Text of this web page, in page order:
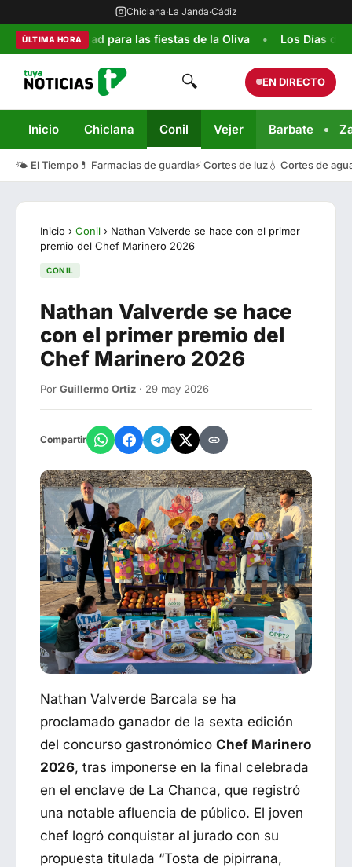
Chiclana·La Janda·Cádiz
ÚLTIMA HORApara las fiestas de la Oliva Los Días de la
🔍 EN DIRECTO
Inicio Chiclana Conil Vejer Barbate
🌤️ El Tiempo 💊 Farmacias de guardia⚡ Cortes de luz💧 Cortes de
Inicio › Conil › Nathan Valverde se hace con el primer
premio del Chef Marinero 2026
CONIL
Nathan Valverde se hace
con el primer premio del
Chef Marinero 2026
Por Guillermo Ortiz · 29 may 2026
Compartir
Nathan Valverde Barcala se ha
proclamado ganador de la sexta edición
del concurso gastronómico Chef Marinero
2026, tras imponerse en la final celebrada
en el enclave de La Chanca, que registró
una notable afluencia de público. El joven
chef logró conquistar al jurado con su
propuesta titulada “Tosta de pipirrana,